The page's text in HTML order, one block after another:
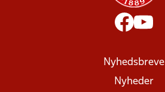
Nyhedsbreve
Nyheder